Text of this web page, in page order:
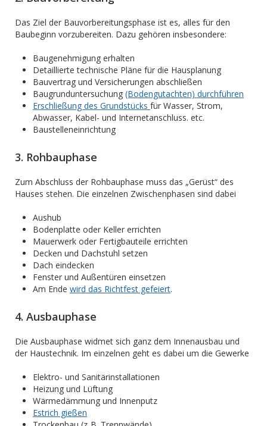
Das Ziel der Bauvorbereitungsphase ist es, alles für den
Baubeginn vorzubereiten. Dazu gehören insbesondere:
Baugenehmigung erhalten
Detaillierte technische Pläne für die Hausplanung
Bauvertrag und Versicherungen abschließen
Baugrunduntersuchung (Bodengutachten) durchführen
Erschließung des Grundstücks für Wasser, Strom,
Abwasser, Kabel- und Internetanschluss. etc.
Baustelleneinrichtung
3. Rohbauphase
Zum Abschluss der Rohbauphase muss das „Gerüst“ des
Hauses stehen. Die einzelnen Zwischenphasen sind dabei
Aushub
Bodenplatte oder Keller errichten
Mauerwerk oder Fertigbauteile errichten
Decken und Dachstuhl setzen
Dach eindecken
Fenster und Außentüren einsetzen
Am Ende wird das Richtfest gefeiert.
4. Ausbauphase
Die Ausbauphase widmet sich ganz dem Innenausbau und
der Haustechnik. Im einzelnen geht es dabei um die Gewerke
Elektro- und Sanitärinstallationen
Heizung und Lüftung
Wärmedämmung und Innenputz
Estrich gießen